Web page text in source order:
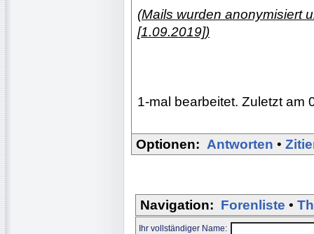
(Mails wurden anonymisiert
[1.09.2019])
1-mal bearbeitet. Zuletzt am
Optionen: Antworten •
Navigation: Forenliste •
Ihr vollständiger Name: